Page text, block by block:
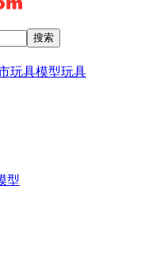
玩具模型玩具
型